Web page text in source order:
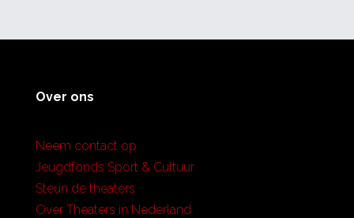
Over ons
Neem contact op
Jeugdfonds Sport & Cultuur
Steun de theaters
Over Theaters in Nederland